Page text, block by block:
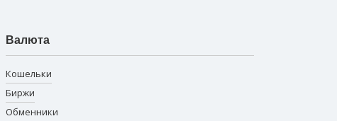
Валюта
Кошельки
Биржи
Обменники